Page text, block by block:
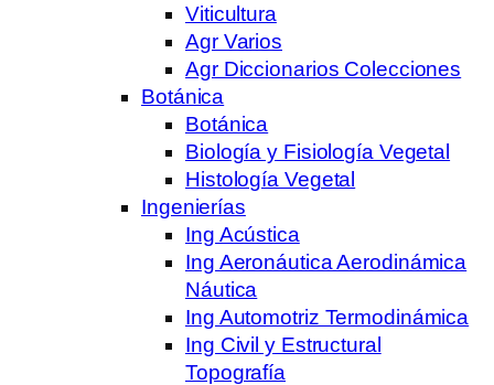
Viticultura
Agr Varios
Agr Diccionarios Colecciones
Botánica
Botánica
Biología y Fisiología Vegetal
Histología Vegetal
Ingenierías
Ing Acústica
Ing Aeronáutica Aerodinámica
Náutica
Ing Automotriz Termodinámica
Ing Civil y Estructural
Topografía